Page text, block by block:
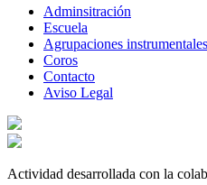
Adminsitración
Escuela
Agrupaciones instrumentales
Coros
Contacto
Aviso Legal
Actividad desarrollada con la